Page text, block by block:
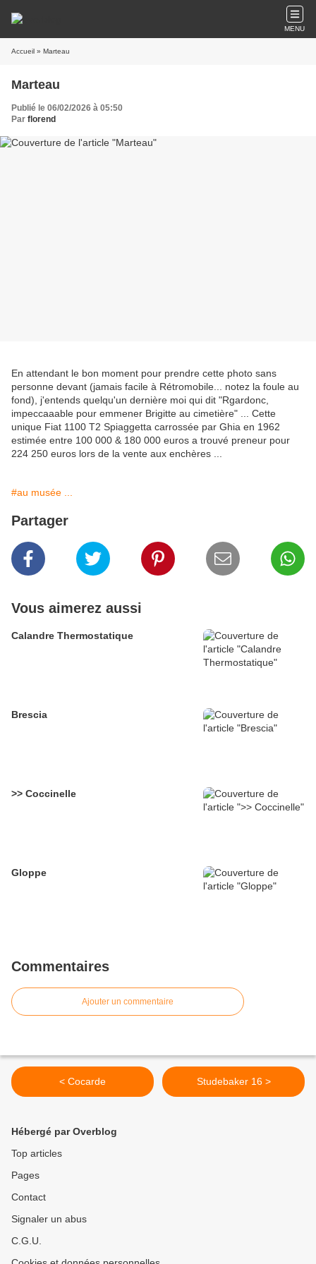
MENU
Accueil » Marteau
Marteau
Publié le 06/02/2026 à 05:50
Par florend
En attendant le bon moment pour prendre cette photo sans
personne devant (jamais facile à Rétromobile... notez la foule au
fond), j'entends quelqu'un dernière moi qui dit "Rgardonc,
impeccaaable pour emmener Brigitte au cimetière" ... Cette
unique Fiat 1100 T2 Spiaggetta carrossée par Ghia en 1962
estimée entre 100 000 & 180 000 euros a trouvé preneur pour
224 250 euros lors de la vente aux enchères ...
#au musée ...
Partager
Vous aimerez aussi
Calandre Thermostatique
Brescia
>> Coccinelle
Gloppe
Commentaires
Ajouter un commentaire
< Cocarde Studebaker 16 >
Hébergé par Overblog
Top articles
Pages
Contact
Signaler un abus
C.G.U.